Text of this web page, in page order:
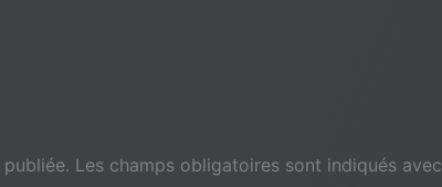
Les champs obligatoires sont indiqués avec